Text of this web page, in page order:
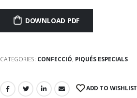
DOWNLOAD PDF
CATEGORIES: CONFECCIÓ, PIQUÉS ESPECIALS
ADD TO WISHLIST